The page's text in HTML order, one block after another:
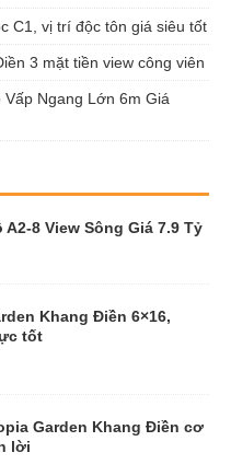
C1, vị trí độc tôn giá siêu tốt
3 mặt tiền view công viên
Ngang Lớn 6m Giá
8 View Sông Giá 7.9 Tỷ
Khang Điền 6×16,
tốt
Garden Khang Điền cơ
lời